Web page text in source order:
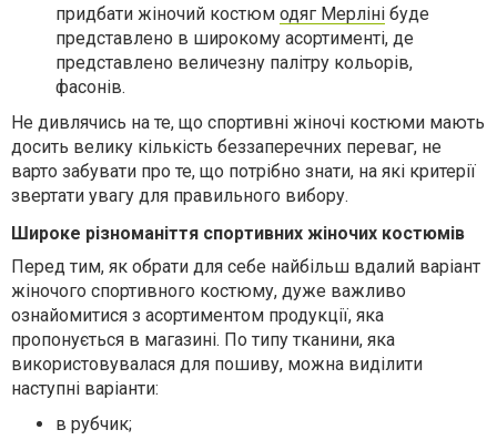
придбати жіночий костюм одяг Мерліні буде
представлено в широкому асортименті, де
представлено величезну палітру кольорів,
фасонів.
Не дивлячись на те, що спортивні жіночі костюми мають
досить велику кількість беззаперечних переваг, не
варто забувати про те, що потрібно знати, на які критерії
звертати увагу для правильного вибору.
Широке різноманіття спортивних жіночих костюмів
Перед тим, як обрати для себе найбільш вдалий варіант
жіночого спортивного костюму, дуже важливо
ознайомитися з асортиментом продукції, яка
пропонується в магазині. По типу тканини, яка
використовувалася для пошиву, можна виділити
наступні варіанти:
в рубчик;